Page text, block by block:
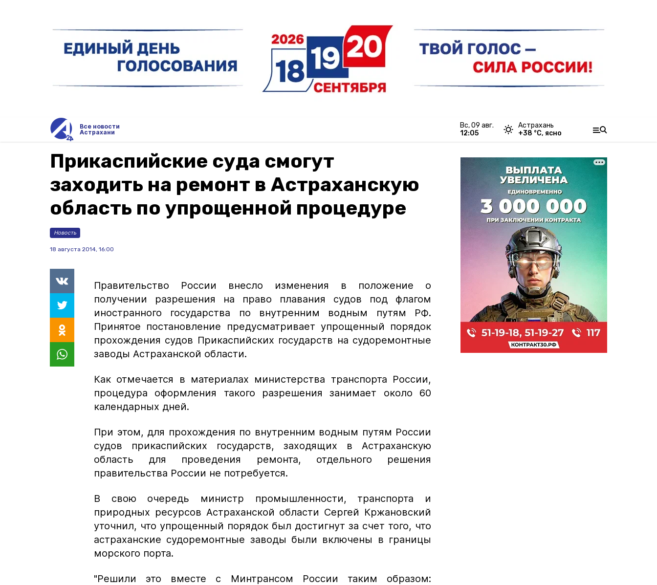
Все новости
Астрахани
вс, 09 авг.
12:05
Астрахань
+38 °С, ясно
Прикаспийские суда смогут
заходить на ремонт в Астраханскую
область по упрощенной процедуре
Новость
18 августа 2014, 16:00
Правительство России внесло изменения в положение о
получении разрешения на право плавания судов под флагом
иностранного государства по внутренним водным путям РФ.
Принятое постановление предусматривает упрощенный порядок
прохождения судов Прикаспийских государств на судоремонтные
заводы Астраханской области.
Как отмечается в материалах министерства транспорта России,
процедура оформления такого разрешения занимает около 60
календарных дней.
При этом, для прохождения по внутренним водным путям России
судов прикаспийских государств, заходящих в Астраханскую
область для проведения ремонта, отдельного решения
правительства России не потребуется.
В свою очередь министр промышленности, транспорта и
природных ресурсов Астраханской области Сергей Кржановский
уточнил, что упрощенный порядок был достигнут за счет того, что
астраханские судоремонтные заводы были включены в границы
морского порта.
"Решили это вместе с Минтрансом России таким образом: